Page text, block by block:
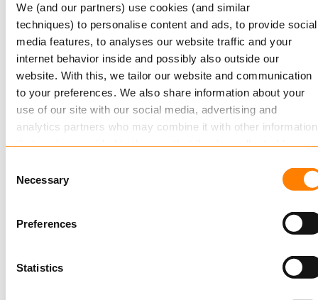
We (and our partners) use cookies (and similar
techniques) to personalise content and ads, to provide social
media features, to analyses our website traffic and your
internet behavior inside and possibly also outside our
website. With this, we tailor our website and communication
to your preferences. We also share information about your
use of our site with our social media, advertising and
analytics partners who may combine it with other information
about this in our cookie statement. Through the
cookie settings under “Details”, you can determine which
cookies we place. You can always
change or withdraw
Selection
Necessary
Preferences
Statistics
Kundenerlebnis in der
In diesem Whitepaper besprechen wir, warum das
wichtig ist. Jetzt hier herunterladen.